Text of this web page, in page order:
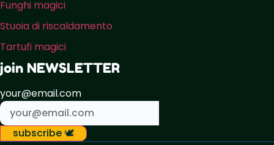
Funghi magici
Stuoia di riscaldamento
Tartufi magici
join NEWSLETTER
your@email.com
subscribe 🕊️